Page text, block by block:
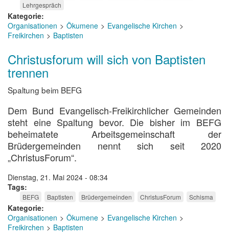
Lehrgespräch
Kategorie
Organisationen
Ökumene
Evangelische Kirchen
Freikirchen
Baptisten
Christusforum will sich von Baptisten
trennen
Spaltung beim BEFG
Dem Bund Evangelisch-Freikirchlicher Gemeinden
steht eine Spaltung bevor. Die bisher im BEFG
beheimatete Arbeitsgemeinschaft der
Brüdergemeinden nennt sich seit 2020
„ChristusForum“.
Dienstag, 21. Mai 2024 - 08:34
Tags
BEFG Baptisten Brüdergemeinden ChristusForum Schisma
Kategorie
Organisationen
Ökumene
Evangelische Kirchen
Freikirchen
Baptisten